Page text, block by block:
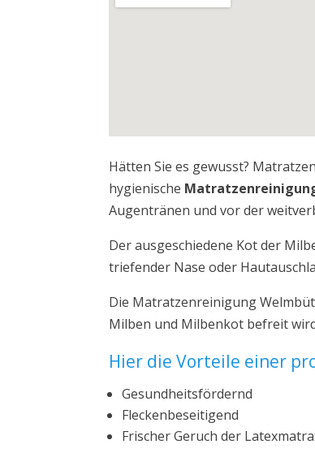
Hätten Sie es gewusst?
hygienische
Augentränen und vor der
Der ausgeschiedene Kot der
triefender Nase oder
Die Matratzenreinigung
Milben und Milbenkot befreit
Hier die Vorteile einer
Gesundheitsfördernd
Fleckenbeseitigend
Frischer Geruch der